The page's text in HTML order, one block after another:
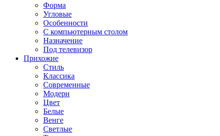
Форма
Угловые
Особенности
С компьютерным столом
Назначение
Под телевизор
Прихожие
Стиль
Классика
Современные
Модерн
Цвет
Белые
Венге
Светлые